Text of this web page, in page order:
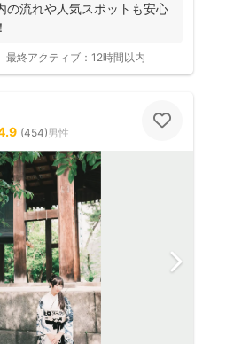
の流れや人気スポットも安心
最終アクティブ： 12時間以内
(454)男性